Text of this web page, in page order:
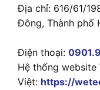
Địa chỉ: 616/61/
Đông, Thành phố
Điện thoại:
Hệ thống website
Việt: https://